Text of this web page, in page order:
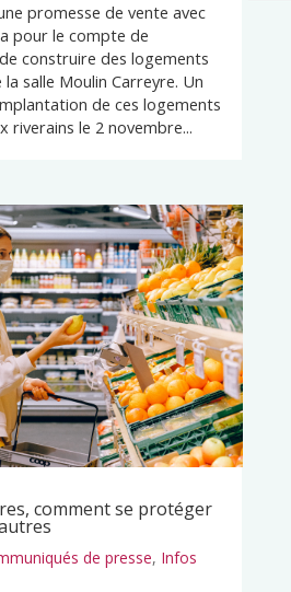
promesse de vente avec
pour le compte de
construire des logements
salle Moulin Carreyre. Un
de ces logements
riverains le 2 novembre...
comment se protéger
de presse, Infos